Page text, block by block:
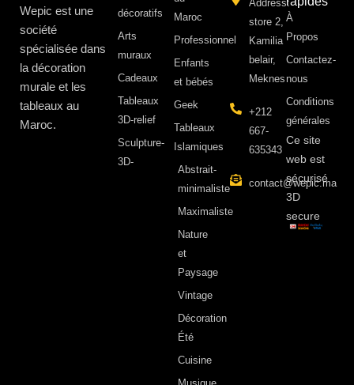
Wepic est une
société
spécialisée dans
la décoration
murale et les
tableaux au
Maroc.
décoratifs
Arts
muraux
Cadeaux
Tableaux
3D-relief
Sculpture-
3D-
Maroc
Professionnel
Enfants
et bébés
Geek
Tableaux
Islamiques
Abstrait-
minimaliste
Maximaliste
Nature
et
Paysage
Vintage
Décoration
Été
Cuisine
Address:
store 2,
Kamilia
belair,
Meknes
+212
667-
635343
contact@wepic.ma
À
Propos ​
Contactez-
nous
Conditions
générales
Ce site
web est
sécurisé
3D
secure